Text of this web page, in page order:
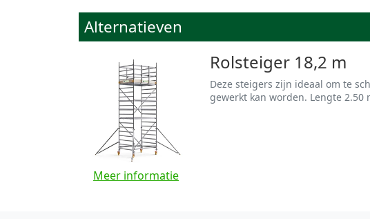
Alternatieven
Meer informatie
Rolsteiger 18,2 m
Deze steigers zijn ideaal om te
gewerkt kan worden. Lengte 2.50